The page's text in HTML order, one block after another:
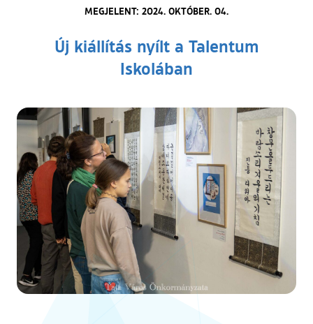
MEGJELENT: 2024. OKTÓBER. 04.
Új kiállítás nyílt a Talentum
Iskolában